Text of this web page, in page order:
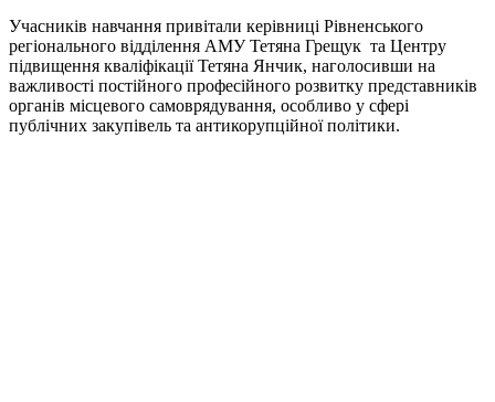
Учасників навчання привітали керівниці Рівненського
регіонального відділення АМУ Тетяна Грещук та Центру
підвищення кваліфікації Тетяна Янчик, наголосивши на
важливості постійного професійного розвитку представників
органів місцевого самоврядування, особливо у сфері
публічних закупівель та антикорупційної політики.